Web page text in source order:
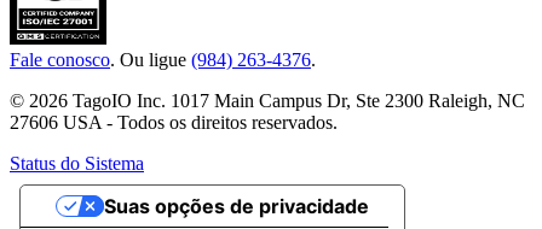
Fale conosco. Ou ligue (984) 263-4376.
© 2026 TagoIO Inc. 1017 Main Campus Dr, Ste 2300 Raleigh, NC
27606 USA - Todos os direitos reservados.
Status do Sistema
Suas opções de privacidade